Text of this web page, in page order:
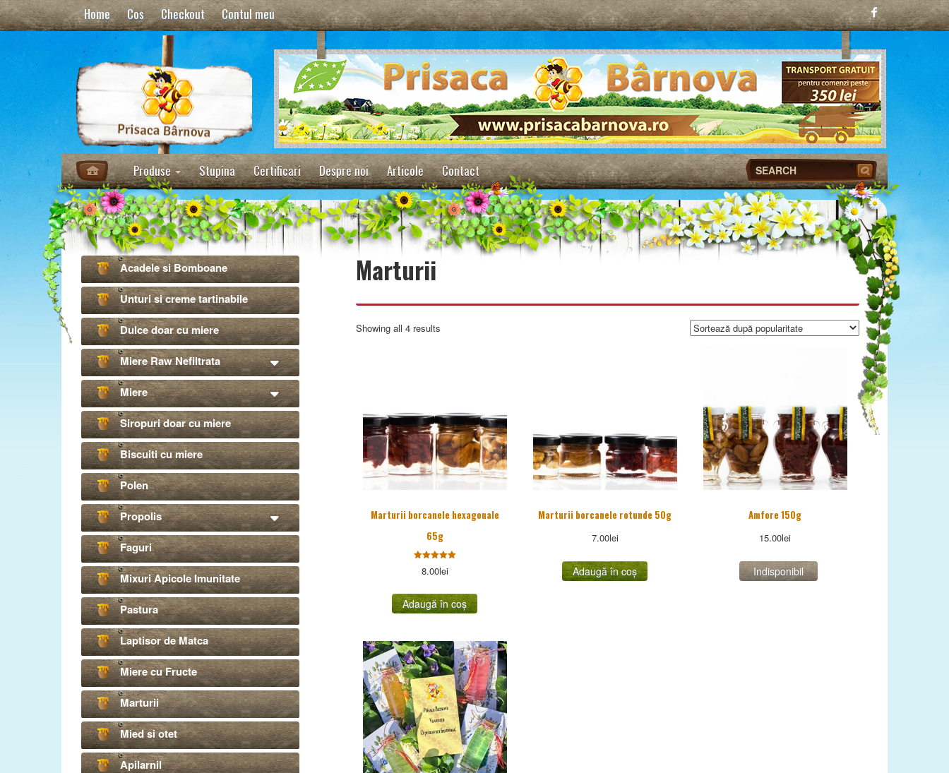
Home Cos Checkout Contul meu
Produse Stupina Certificari Despre noi Articole Contact
Marturii
Showing all 4 resultsSorted
Marturii borcanele hexagonale
65g
Evaluat la
5.00
8.00lei
Adaugă în coș
Marturii borcanele rotunde 50g
7.00lei
Adaugă în coș
Amfore 150g
15.00lei
Acadele si Bomboane
Unturi si creme tartinabile
Dulce doar cu miere
Miere Raw Nefiltrata
Miere
Siropuri doar cu miere
Biscuiti cu miere
Polen
Propolis
Faguri
Mixuri Apicole Imunitate
Pastura
Laptisor de Matca
Miere cu Fructe
Marturii
Mied si otet
Apilarnil